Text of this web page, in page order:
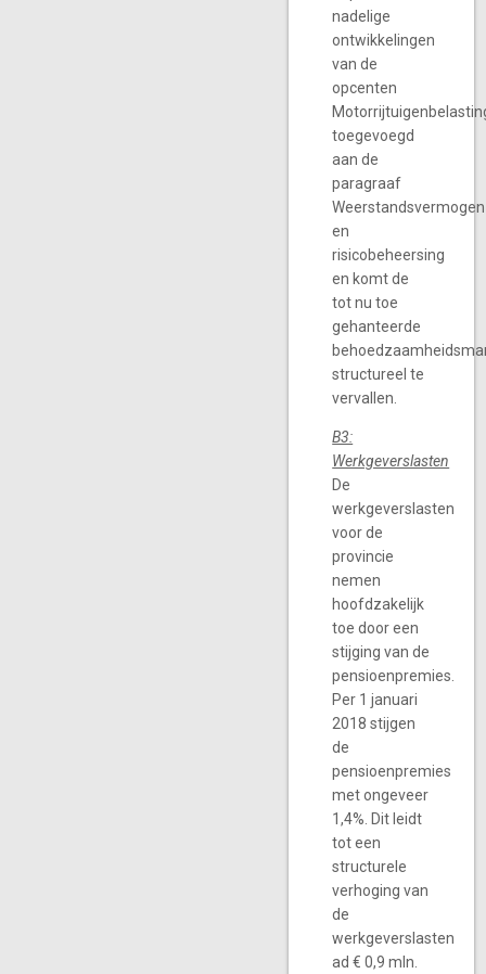
nadelige
ontwikkelingen
van de
opcenten
toegevoegd
aan de
paragraaf
Weerstandsvermogen
en
risicobeheersing
en komt de
tot nu toe
gehanteerde
structureel te
vervallen.
B3:
Werkgeverslasten
De
werkgeverslasten
voor de
provincie
nemen
hoofdzakelijk
toe door een
stijging van de
pensioenpremies.
Per 1 januari
2018 stijgen
de
pensioenpremies
met ongeveer
1,4%. Dit leidt
tot een
structurele
verhoging van
de
werkgeverslasten
ad € 0,9 mln.